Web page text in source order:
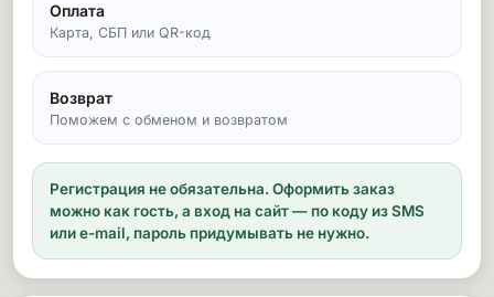
Оплата
Карта, СБП или QR-код
Возврат
Поможем с обменом и возвратом
Регистрация не обязательна. Оформить заказ
можно как гость, а вход на сайт — по коду из SMS
или e-mail, пароль придумывать не нужно.